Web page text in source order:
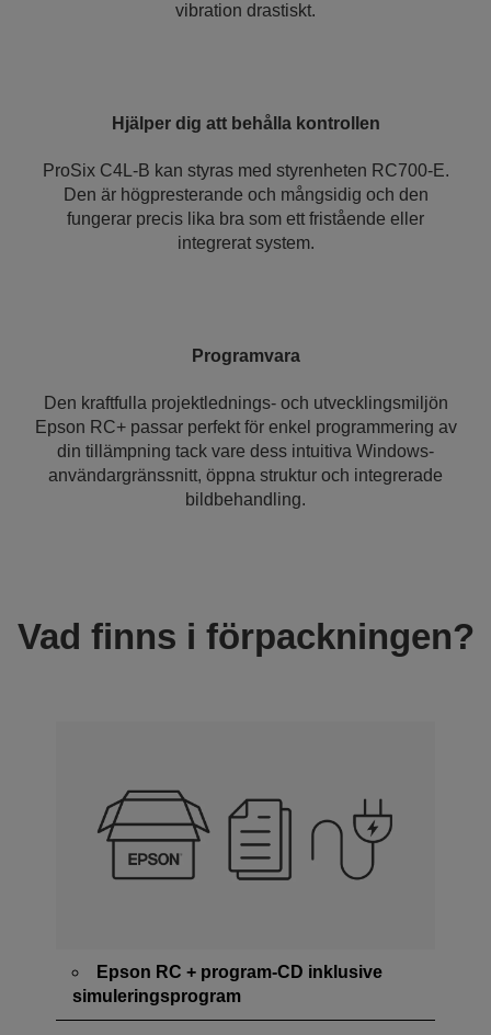
vibration drastiskt.
Hjälper dig att behålla kontrollen
ProSix C4L-B kan styras med styrenheten RC700-E.
Den är högpresterande och mångsidig och den
fungerar precis lika bra som ett fristående eller
integrerat system.
Programvara
Den kraftfulla projektlednings- och utvecklingsmiljön
Epson RC+ passar perfekt för enkel programmering av
din tillämpning tack vare dess intuitiva Windows-
användargränssnitt, öppna struktur och integrerade
bildbehandling.
Vad finns i förpackningen?
Epson RC + program-CD inklusive
simuleringsprogram